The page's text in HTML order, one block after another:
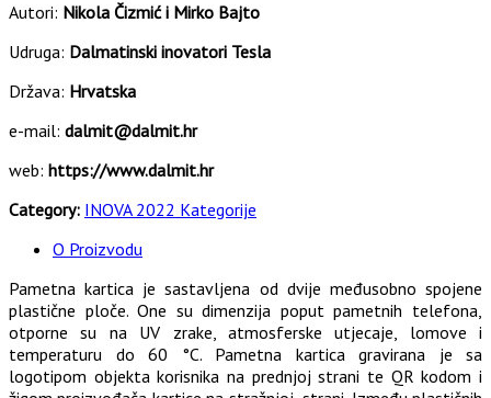
Autori: Nikola Čizmić i Mirko Bajto
Udruga: Dalmatinski inovatori Tesla
Država: Hrvatska
e-mail: dalmit@dalmit.hr
web: https://www.dalmit.hr
Category: INOVA 2022 Kategorije
O Proizvodu
Pametna kartica je sastavljena od dvije međusobno spojene
plastične ploče. One su dimenzija poput pametnih telefona,
otporne su na UV zrake, atmosferske utjecaje, lomove i
temperaturu do 60 °C. Pametna kartica gravirana je sa
logotipom objekta korisnika na prednjoj strani te QR kodom i